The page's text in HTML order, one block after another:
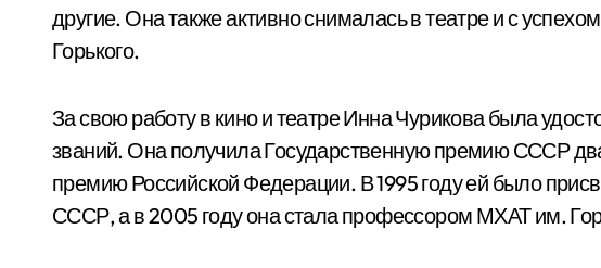
другие. Она также активно снималась в театре и с
Горького.
За свою работу в кино и театре Инна Чурикова была
званий. Она получила Государственную премию СССР
премию Российской Федерации. В 1995 году ей было
СССР, а в 2005 году она стала профессором МХАТ им.